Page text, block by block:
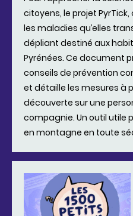
citoyens, le projet
les maladies qu’elles
dépliant destiné aux
Pyrénées. Ce document
conseils de prévention
et détaille les mesures à
découverte sur une
compagnie. Un outil utile
en montagne en toute